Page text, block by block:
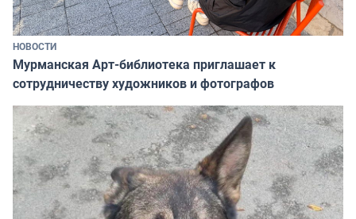
НОВОСТИ
Мурманская Арт-библиотека приглашает к
сотрудничеству художников и фотографов